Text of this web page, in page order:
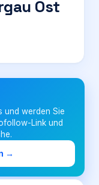
Ost
und werden Sie
Link und
→